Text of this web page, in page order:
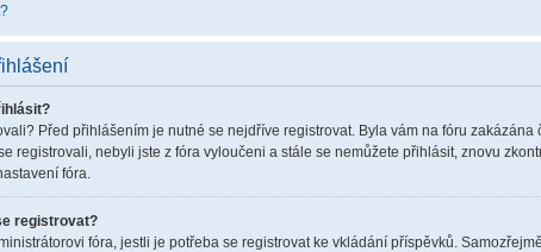
Před přihlášením je nutné se nejdříve registrovat. Byla vám na fóru
registrovali, nebyli jste z fóra vyloučeni a stále se nemůžete přihlásit, znovu
fóra.
registrovat?
fóra, jestli je potřeba se registrovat ke vkládání příspěvků.